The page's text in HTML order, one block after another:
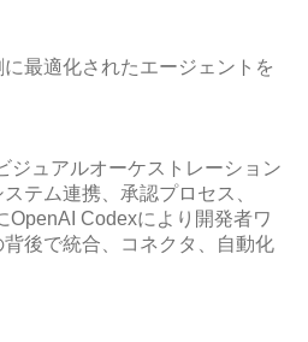
最適化されたエージェントを
ジュアルオーケストレーション
テム連携、承認プロセス、
OpenAI Codexにより開発者ワ
後で統合、コネクタ、自動化